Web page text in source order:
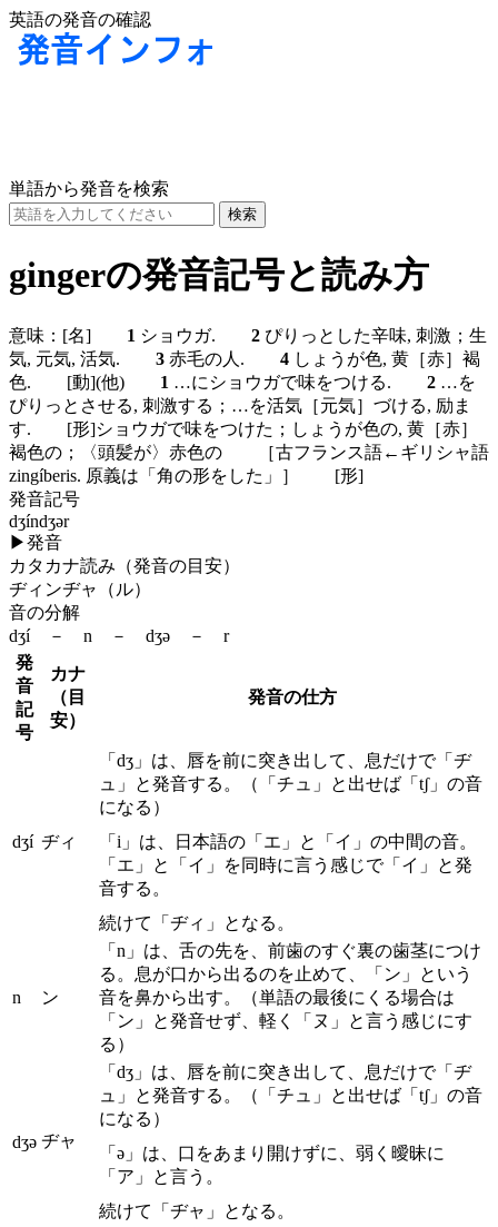
英語の発音の確認
単語から発音を検索
gingerの発音記号と読み方
意味： [名] 1 ショウガ. 2 ぴりっとした辛味, 刺激；生
気, 元気, 活気. 3 赤毛の人. 4 しょうが色, 黄［赤］褐
色. [動](他) 1 …にショウガで味をつける. 2 …を
ぴりっとさせる, 刺激する；…を活気［元気］づける, 励ま
す. [形]ショウガで味をつけた；しょうが色の, 黄［赤］
褐色の；〈頭髪が〉赤色の ［古フランス語←ギリシャ語
zingíberis. 原義は「角の形をした」］ [形]
発音記号
dʒíndʒər
▶発音
カタカナ読み（発音の目安）
ヂィンヂャ（ル）
音の分解
dʒí － n － dʒə － r
発
音
記
号
カナ
（目
安）
発音の仕方
dʒí ヂィ
「dʒ」は、唇を前に突き出して、息だけで「ヂ
ュ」と発音する。（「チュ」と出せば「tʃ」の音
になる）
「i」は、日本語の「エ」と「イ」の中間の音。
「エ」と「イ」を同時に言う感じで「イ」と発
音する。
続けて「ヂィ」となる。
n ン
「n」は、舌の先を、前歯のすぐ裏の歯茎につけ
る。息が口から出るのを止めて、「ン」という
音を鼻から出す。（単語の最後にくる場合は
「ン」と発音せず、軽く「ヌ」と言う感じにす
る）
dʒə ヂャ
「dʒ」は、唇を前に突き出して、息だけで「ヂ
ュ」と発音する。（「チュ」と出せば「tʃ」の音
になる）
「ə」は、口をあまり開けずに、弱く曖昧に
「ア」と言う。
続けて「ヂャ」となる。